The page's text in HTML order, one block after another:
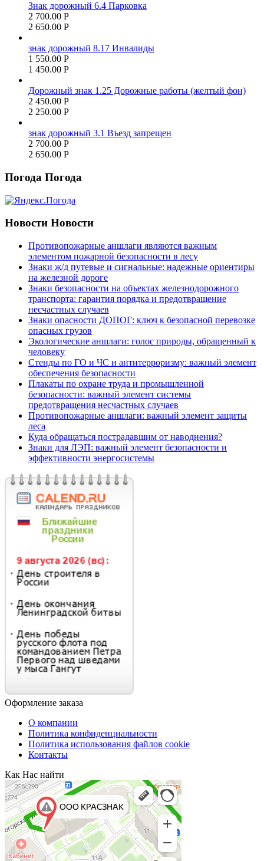
Знак дорожный 6.4 Парковка
2 700.00 Р
2 650.00 Р
знак дорожный 8.17 Инвалиды
1 550.00 Р
1 450.00 Р
Дорожный знак 1.25 Дорожные работы (желтый фон)
2 450.00 Р
2 250.00 Р
знак дорожный 3.1 Въезд запрещен
2 700.00 Р
2 650.00 Р
Погода Погода
Новости Новости
Противопожарные аншлаги являются важным
элементом пожарной безопасности в лесу
Знаки ж/д путевые и сигнальные: надежные ориентиры
на железной дороге
Знаки безопасности на объектах железнодорожного
транспорта: гарантия порядка и предотвращение
несчастных случаев
Знаки опасности ДОПОГ: ключ к безопасной перевозке
опасных грузов
Экологические аншлаги: голос природы, обращенный к
человеку
Стенды по ГО и ЧС и антитерроризму: важный элемент
обеспечения безопасности
Плакаты по охране труда и промышленной
безопасности: важный элемент системы
предотвращения несчастных случаев
Противопожарные аншлаги: важный элемент защиты
леса
Куда обращаться пострадавшим от наводнения?
Знаки для ЛЭП: важный элемент безопасности и
эффективности энергосистемы
Оформление заказа
О компании
Политика конфиденциальности
Политика использования файлов cookie
Контакты
Как Нас найти